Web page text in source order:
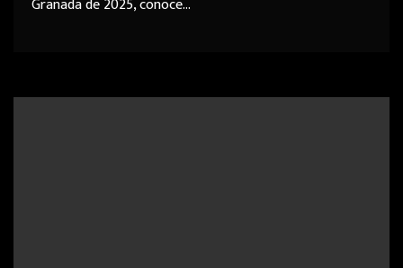
Granada de 2025, conoce…